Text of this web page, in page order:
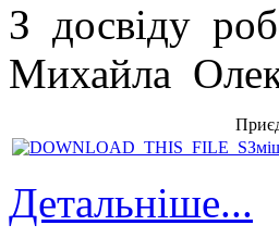
З досвіду
Михайла
Детальніше...